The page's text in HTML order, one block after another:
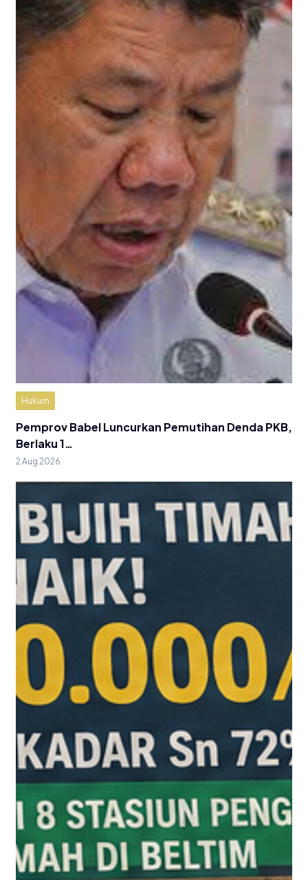
Hukum
Pemprov Babel Luncurkan Pemutihan Denda PKB,
Berlaku 1…
2 Aug 2026